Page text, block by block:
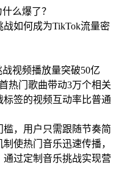
么爆了？
如何成为TikTok流量密
视频播放量突破50亿
热门歌曲带动3万个相关
签的视频互动率比普通
，用户只需跟随节奏简
使热门音乐迅速传播，
过定制音乐挑战实现营